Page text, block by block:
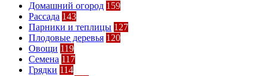
Домашний огород 159
Рассада 143
Парники и теплицы 127
Плодовые деревья 120
Овощи 119
Семена 117
Грядки 114